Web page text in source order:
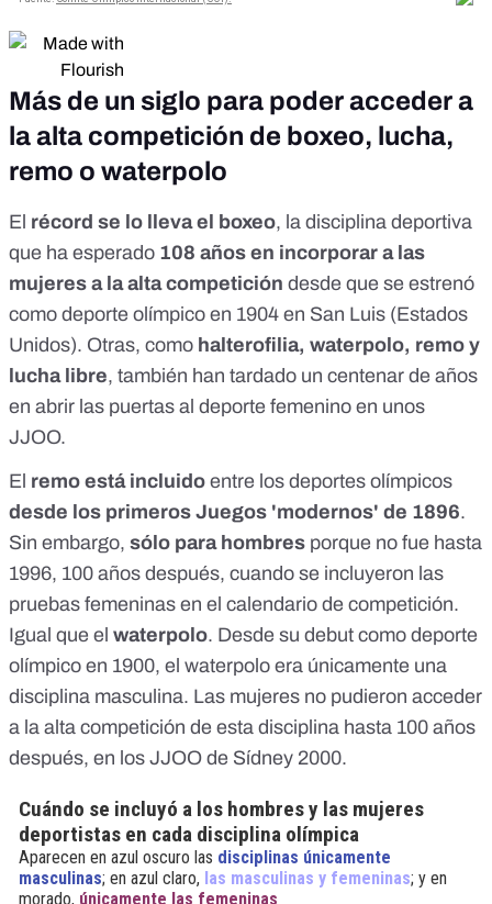
Más de un siglo para poder acceder a
la alta competición de boxeo, lucha,
remo o waterpolo
El récord se lo lleva el boxeo, la disciplina deportiva
que ha esperado 108 años en incorporar a las
mujeres a la alta competición desde que se estrenó
como deporte olímpico en 1904 en San Luis (Estados
Unidos). Otras, como halterofilia, waterpolo, remo y
lucha libre, también han tardado un centenar de años
en abrir las puertas al deporte femenino en unos
JJOO.
El remo está incluido entre los deportes olímpicos
desde los primeros Juegos 'modernos' de 1896.
Sin embargo, sólo para hombres porque no fue hasta
1996, 100 años después, cuando se incluyeron las
pruebas femeninas en el calendario de competición.
Igual que el waterpolo. Desde su debut como deporte
olímpico en 1900, el waterpolo era únicamente una
disciplina masculina. Las mujeres no pudieron acceder
a la alta competición de esta disciplina hasta 100 años
después, en los JJOO de Sídney 2000.